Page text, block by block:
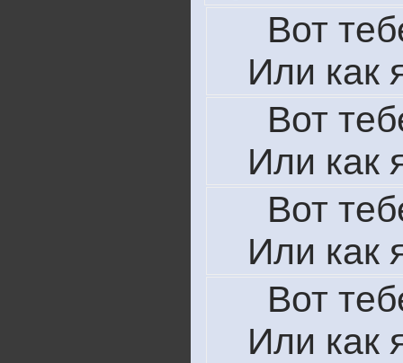
Вот
Или как
Вот
Или как
Вот
Или как
Вот
Или как